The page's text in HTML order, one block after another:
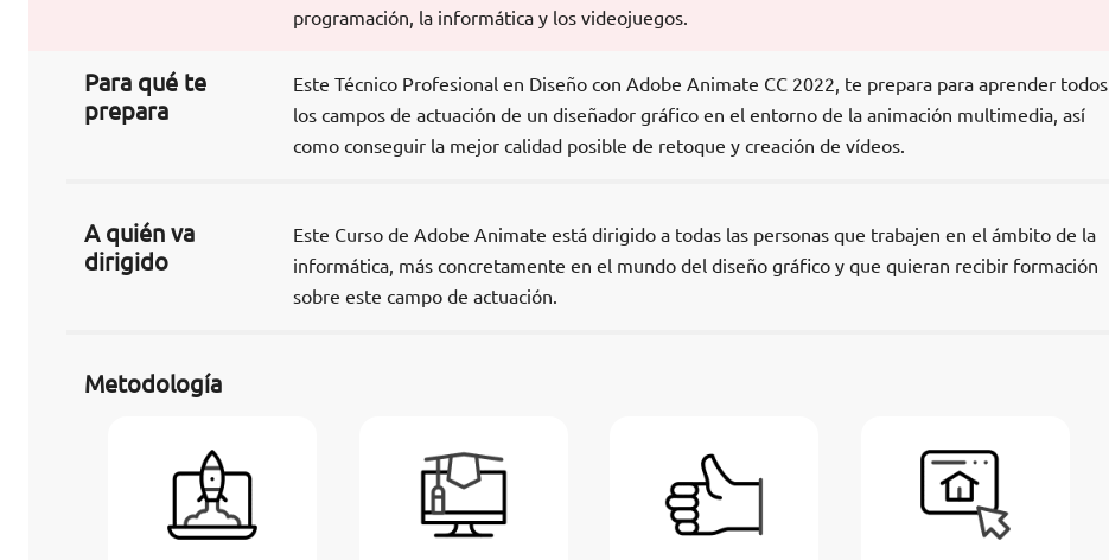
programación, la informática y los videojuegos.
Para qué te
prepara
Este Técnico Profesional en Diseño con Adobe Animate CC 2022, te prepara para aprender todos
los campos de actuación de un diseñador gráfico en el entorno de la animación multimedia, así
como conseguir la mejor calidad posible de retoque y creación de vídeos.
A quién va
dirigido
Este Curso de Adobe Animate está dirigido a todas las personas que trabajen en el ámbito de la
informática, más concretamente en el mundo del diseño gráfico y que quieran recibir formación
sobre este campo de actuación.
Metodología